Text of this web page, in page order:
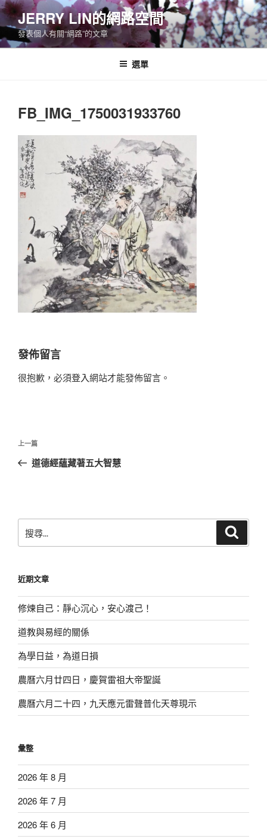
跳
至
主
要
JERRY LIN的網路空間
發表個人有關“網路”的文章
選單
FB_IMG_1750031933760
發佈留言
很抱歉，必須登入網站才能發佈留言。
文
導
上
一
上一篇
道德經蘊藏著五大智慧
尋
字:
近期文章
修煉自己：靜心沉心，安心渡己！
道教與易經的關係
為學日益，為道日損
農曆六月廿四日，慶賀雷祖大帝聖誕
農曆六月二十四，九天應元雷聲普化天尊現示
彙整
2026 年 8 月
2026 年 7 月
2026 年 6 月